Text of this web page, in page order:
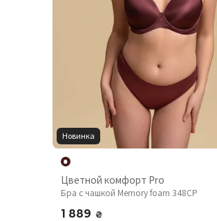
Новинка
Цветной комфорт Pro
Бра с чашкой Memory foam 348CP
1 889 ₴